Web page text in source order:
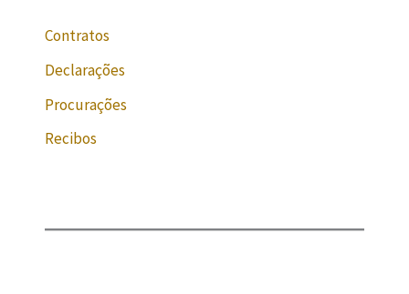
Contratos
Declarações
Procurações
Recibos